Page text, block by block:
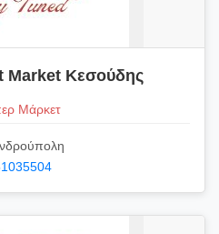
Market Κεσούδης
Μάρκετ